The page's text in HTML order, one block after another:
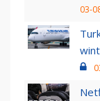
03-